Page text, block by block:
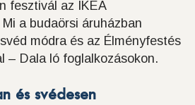
fesztivál az IKEA
a budaörsi áruházban
módra és az Élményfestés
– Dala ló foglalkozásokon.
és svédesen